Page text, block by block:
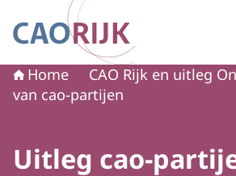
Naar de homepage van CAO Rijk
Home CAO Rijk en uitleg
van cao-partijen
Uitleg cao-